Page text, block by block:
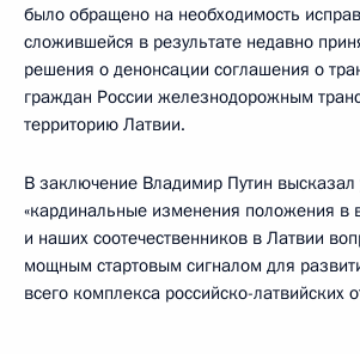
было обращено на необходимость
сложившейся в результате недавно
решения о денонсации соглашения о
граждан России железнодорожным
территорию Латвии.
В заключение Владимир Путин высказал
«кардинальные изменения положения в
и наших соотечественников в Латвии
мощным стартовым сигналом для
всего комплекса российско-латвийских